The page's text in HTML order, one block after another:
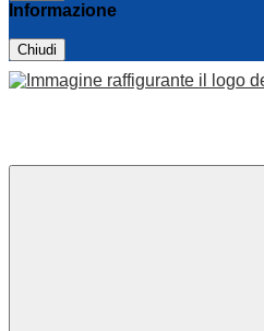
Informazione
Chiudi